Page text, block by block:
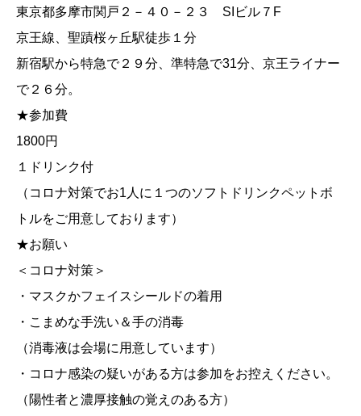
東京都多摩市関戸２－４０－２３ SIビル７F
京王線、聖蹟桜ヶ丘駅徒歩１分
新宿駅から特急で２９分、準特急で31分、京王ライナー
で２６分。
★参加費
1800円
１ドリンク付
（コロナ対策でお1人に１つのソフトドリンクペットボ
トルをご用意しております）
★お願い
＜コロナ対策＞
・マスクかフェイスシールドの着用
・こまめな手洗い＆手の消毒
（消毒液は会場に用意しています）
・コロナ感染の疑いがある方は参加をお控えください。
（陽性者と濃厚接触の覚えのある方）